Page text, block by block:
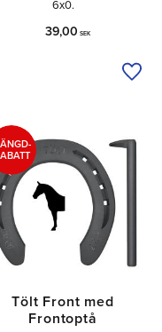
6x0.
39,00 SEK
Tölt Front med
Frontoptå